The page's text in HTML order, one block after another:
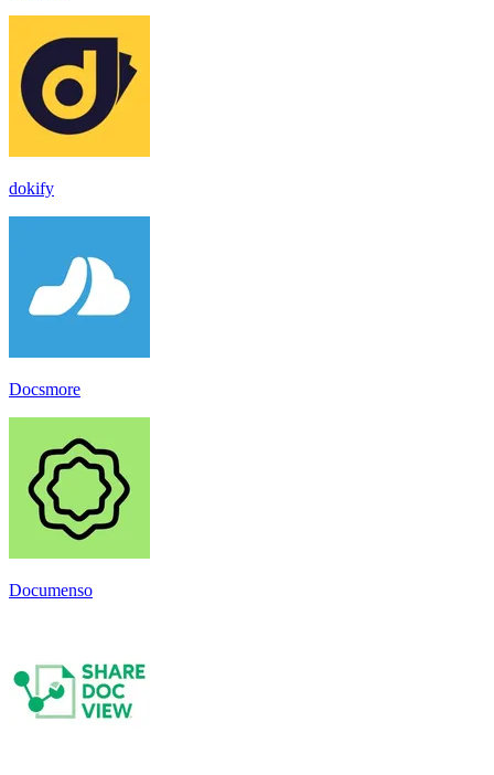
dokify
Docsmore
Documenso